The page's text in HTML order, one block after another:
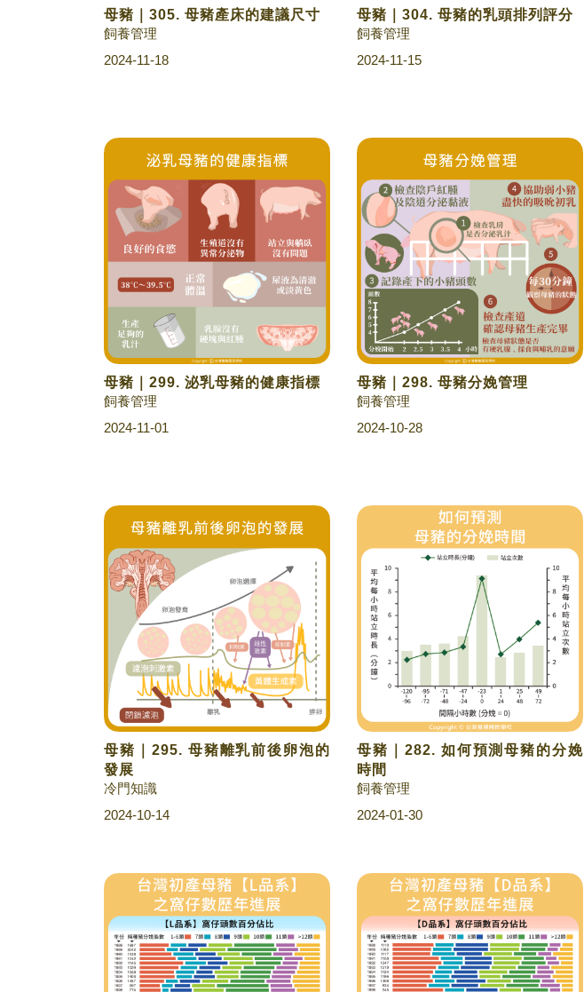
母豬｜305. 母豬產床的建議尺寸
飼養管理
2024-11-18
母豬｜304. 母豬的乳頭排列評分
飼養管理
2024-11-15
母豬｜299. 泌乳母豬的健康指標
飼養管理
2024-11-01
母豬｜298. 母豬分娩管理
飼養管理
2024-10-28
母豬｜295. 母豬離乳前後卵泡的
發展
冷門知識
2024-10-14
母豬｜282. 如何預測母豬的分娩
時間
飼養管理
2024-01-30